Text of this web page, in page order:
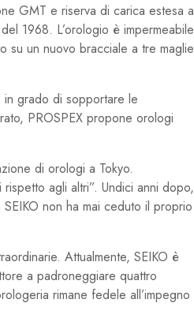
GMT e riserva di carica estesa a
1968. L’orologio è impermeabile
su un nuovo bracciale a tre maglie
grado di sopportare le
PROSPEX propone orologi
di orologi a Tokyo.
agli altri”. Undici anni dopo,
non ha mai ceduto il proprio
Attualmente, SEIKO è
a padroneggiare quattro
rimane fedele all’impegno